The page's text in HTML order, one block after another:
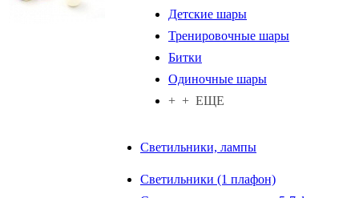
Детские шары
Тренировочные шары
Битки
Одиночные шары
+ + ЕЩЕ
Светильники, лампы
Светильники (1 плафон)